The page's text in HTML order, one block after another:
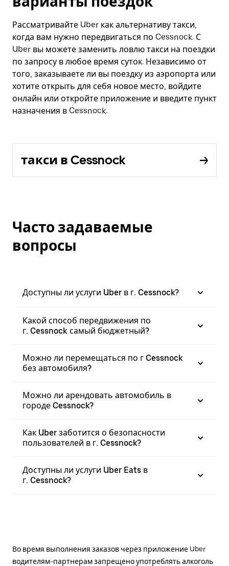
Рассматривайте Uber как альтернативу такси,
когда вам нужно передвигаться по Cessnock. С
Uber вы можете заменить ловлю такси на поездки
по запросу в любое время суток. Независимо от
того, заказываете ли вы поездку из аэропорта или
хотите открыть для себя новое место, войдите
онлайн или откройте приложение и введите пункт
назначения в Cessnock.
такси в Cessnock
Часто задаваемые
вопросы
Доступны ли услуги Uber в г. Cessnock?
Какой способ передвижения по
г. Cessnock самый бюджетный?
Можно ли перемещаться по г Cessnock
без автомобиля?
Можно ли арендовать автомобиль в
городе Cessnock?
Как Uber заботится о безопасности
пользователей в г. Cessnock?
Доступны ли услуги Uber Eats в
г. Cessnock?
Во время выполнения заказов через приложение Uber
водителям-партнерам запрещено употреблять алкоголь